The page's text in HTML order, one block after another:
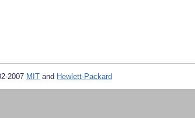
2007 MIT and Hewlett-Packard